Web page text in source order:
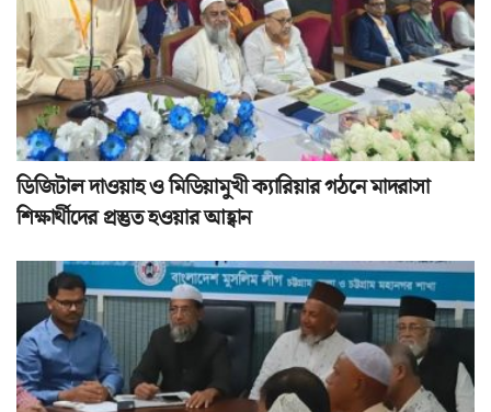
ডিজিটাল দাওয়াহ ও মিডিয়ামুখী ক্যারিয়ার গঠনে মাদরাসা
শিক্ষার্থীদের প্রস্তুত হওয়ার আহ্বান